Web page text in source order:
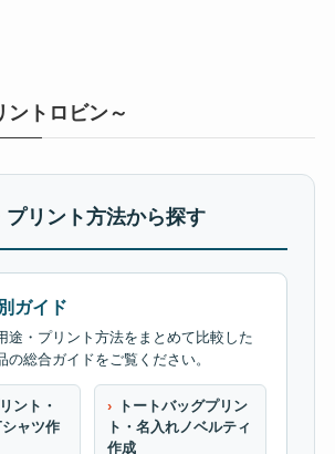
ントロビン～
プリント方法から探す
ガイド
途・プリント方法をまとめて比較した
の総合ガイドをご覧ください。
ント・
ャツ作
トートバッグプリン
ト・名入れノベルティ
作成